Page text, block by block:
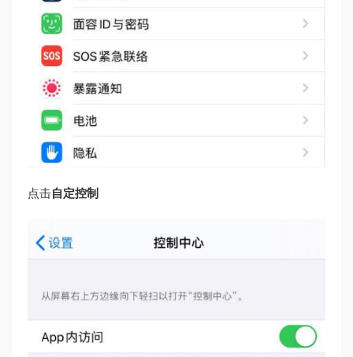
点击 自定控制